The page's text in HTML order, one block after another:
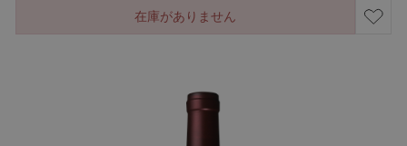
在庫がありません